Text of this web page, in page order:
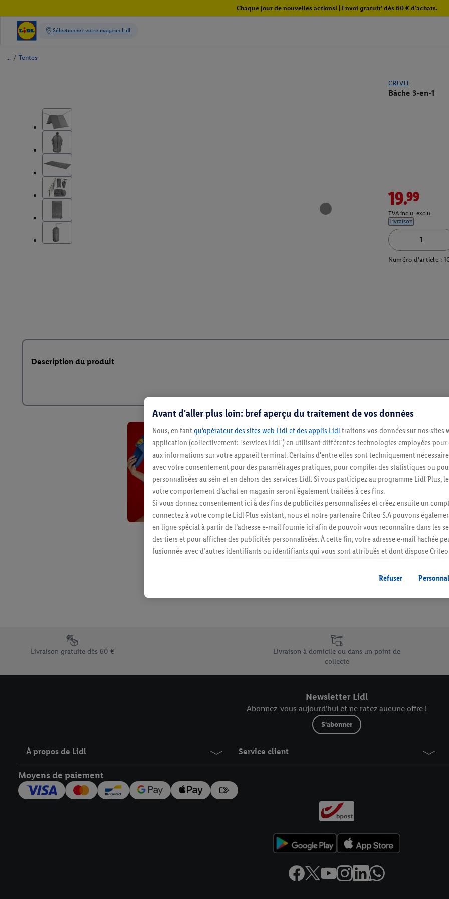
Chaque jour de nouvelles actions! | Envoi gratuit¹ dès 60 € d'achats.
/ Tentes
CRIVIT
Bâche 3-en-1
19.99
TVA inclu. exclu.
Livraison
Numéro d'article :
Description du produit
Restez au
Abonnez-vous à la
S'abonner
Élément du pied de page avec les différents arguments de vente uniques de Lidl.be
Livraison gratuite dès 60 €
Livraison à domicile ou dans un point de
collecte
Newsletter Lidl
Abonnez-vous aujourd'hui et ne ratez aucune offre !
S'abonner
À propos de Lidl Service client
Moyens de paiement
Avant d'aller plus loin: bref aperçu du traitement de vos données
Nous, en tant qu’opérateur des sites web Lidl et des applis Lidltraitons vos données sur nos sites
application (collectivement: "services Lidl") en utilisant différentes technologies employées pour
aux informations sur votre appareil terminal. Certains d'entre elles sont techniquement
avec votre consentement pour des paramétrages pratiques, pour compiler des statistiques ou
personnalisées au sein et en dehors des services Lidl. Si vous participez au programme Lidl Plus,
votre comportement d’achat en magasin seront également traitées à ces fins.
Si vous donnez consentement ici à des fins de publicités personnalisées et créez ensuite un
connectez à votre compte Lidl Plus existant, nous et notre partenaire Criteo S.A pouvons
en ligne spécial à partir de l’adresse e-mail fournie ici afin de pouvoir vous reconnaître dans les
des tiers et pour afficher des publicités personnalisées. À cette fin, votre adresse e-mail hachée
fusionnée avec d’autres identifiants ou identifiants qui vous sont attribués et dont dispose Criteo
vous avez montré de l’intérêt (par exemple en plaçant le produit dans un panier d’un webshop
l’achat) peuvent également être affichées sur plusieurs apppareils et plusieurs services de Lidl si
plusieurs services de Lidl peuvent vous être attribués en utilisant votre adresse e-mail hachée et,
En cliquant sur « Refuser », vous pouvez autoriser uniquement l’utilisation des technologies
« Accepter », vous autorisez tous les traitements pour toutes les finalités susmentionnées. Vous
Refuser